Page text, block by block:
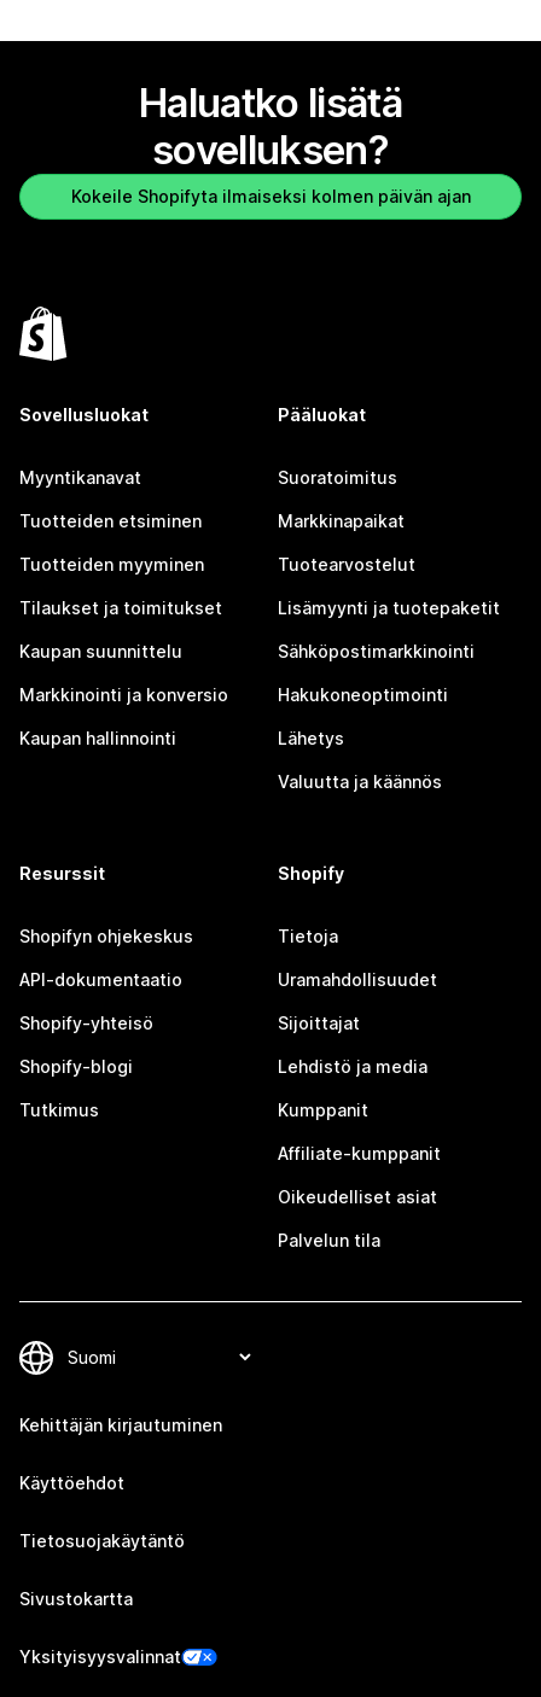
Haluatko lisätä
sovelluksen?
Kokeile Shopifyta ilmaiseksi kolmen päivän ajan
Sovellusluokat
Myyntikanavat
Tuotteiden etsiminen
Tuotteiden myyminen
Tilaukset ja toimitukset
Kaupan suunnittelu
Markkinointi ja konversio
Kaupan hallinnointi
Pääluokat
Suoratoimitus
Markkinapaikat
Tuotearvostelut
Lisämyynti ja tuotepaketit
Sähköpostimarkkinointi
Hakukoneoptimointi
Lähetys
Valuutta ja käännös
Resurssit
Shopifyn ohjekeskus
API-dokumentaatio
Shopify-yhteisö
Shopify-blogi
Tutkimus
Shopify
Tietoja
Uramahdollisuudet
Sijoittajat
Lehdistö ja media
Kumppanit
Affiliate-kumppanit
Oikeudelliset asiat
Palvelun tila
Kehittäjän kirjautuminen
Käyttöehdot
Tietosuojakäytäntö
Sivustokartta
Yksityisyysvalinnat